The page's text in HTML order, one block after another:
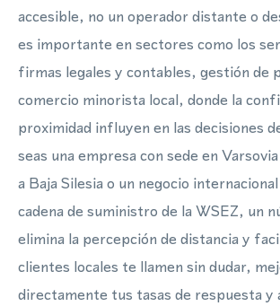
accesible, no un operador distante o
es importante en sectores como los
firmas legales y contables, gestión de
comercio minorista local, donde la
proximidad influyen en las decisiones
seas una empresa con sede en
a Baja Silesia o un negocio
cadena de suministro de la WSEZ, un
elimina la percepción de distancia y
clientes locales te llamen sin dudar,
directamente tus tasas de respuesta y